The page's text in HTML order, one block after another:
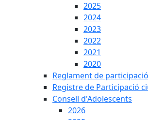
2025
2024
2023
2022
2021
2020
Reglament de
Registre de Participació
Consell d'Adolescents
2026